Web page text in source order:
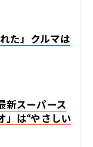
た」クルマは
新スーパース
」は“やさしい